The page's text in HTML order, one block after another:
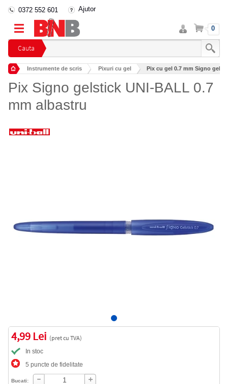
Cauta
0372 552 601 Ajutor
Intra
in
cont
Cos 0
Instrumente de scris Pixuri cu gel Pix cu gel 0.7 mm Signo
Pix Signo gelstick UNI-BALL 0.7
mm albastru
4,99 Lei (pret cu TVA)
In stoc
5 puncte de fidelitate
Bucati: